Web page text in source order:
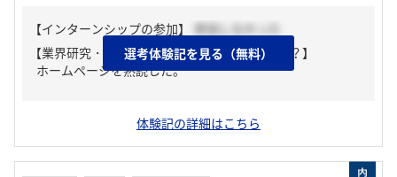
【インターンシップの参加】
参加しなかった
【業界研究・企業研究はどんな風にしましたか？】
ホームページを熟読した。
選考体験記を見る（無料）
体験記の詳細はこちら